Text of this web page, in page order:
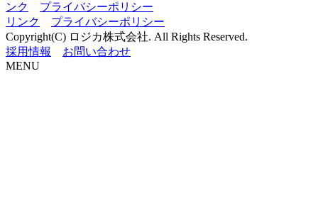
ンク
プライバシーポリシー
リンク
プライバシーポリシー
Copyright(C) ロジカ株式会社. All Rights Reserved.
採用情報
お問い合わせ
MENU